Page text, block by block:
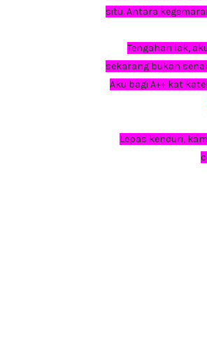
situ. Antara
Tengahari lak,
sekarang bukan
Aku bagi A++ kat
Lepas kenduri,